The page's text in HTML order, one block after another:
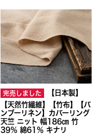
完売しました
【日本製】
【天然竹繊維】【竹布】【バ
ンブーリネン】カバーリング
天竺 ニット 幅186㎝ 竹
39％ 綿61％ キナリ